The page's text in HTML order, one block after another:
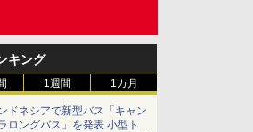
キング
1週間 1カ月
ドネシアで新型バス「キャン
ロングバス」を発表 小型トラ